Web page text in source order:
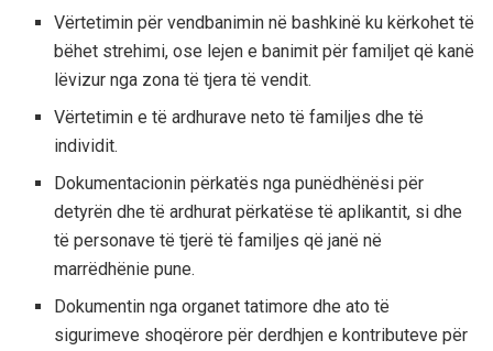
Vërtetimin për vendbanimin në bashkinë ku kërkohet të
bëhet strehimi, ose lejen e banimit për familjet që kanë
lëvizur nga zona të tjera të vendit.
Vërtetimin e të ardhurave neto të familjes dhe të
individit.
Dokumentacionin përkatës nga punëdhënësi për
detyrën dhe të ardhurat përkatëse të aplikantit, si dhe
të personave të tjerë të familjes që janë në
marrëdhënie pune.
Dokumentin nga organet tatimore dhe ato të
sigurimeve shoqërore për derdhjen e kontributeve për